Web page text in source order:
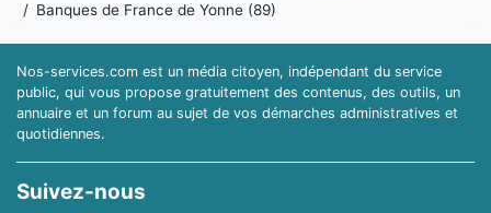
Banques de France de Yonne (89)
Nos-services.com est un média citoyen, indépendant du service
public, qui vous propose gratuitement des contenus, des outils, un
annuaire et un forum au sujet de vos démarches administratives et
quotidiennes.
Suivez-nous